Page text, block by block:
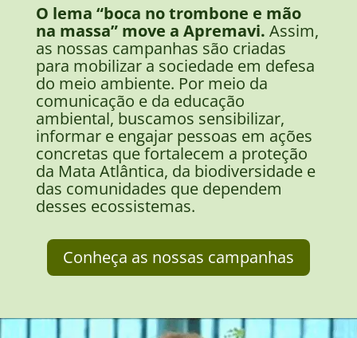
O lema “boca no trombone e mão
na massa” move a Apremavi. Assim,
as nossas campanhas são criadas
para mobilizar a sociedade em defesa
do meio ambiente. Por meio da
comunicação e da educação
ambiental, buscamos sensibilizar,
informar e engajar pessoas em ações
concretas que fortalecem a proteção
da Mata Atlântica, da biodiversidade e
das comunidades que dependem
desses ecossistemas.
Conheça as nossas campanhas